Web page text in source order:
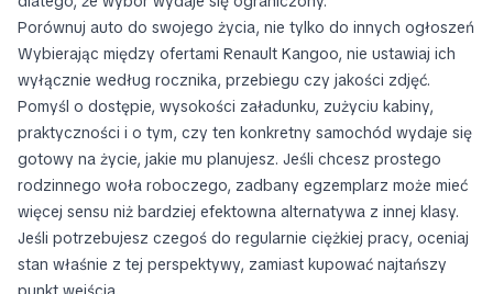
Porównuj auto do swojego życia, nie tylko do innych ogłoszeń
Wybierając między ofertami Renault Kangoo, nie ustawiaj ich
wyłącznie według rocznika, przebiegu czy jakości zdjęć.
Pomyśl o dostępie, wysokości załadunku, zużyciu kabiny,
praktyczności i o tym, czy ten konkretny samochód wydaje się
gotowy na życie, jakie mu planujesz. Jeśli chcesz prostego
rodzinnego woła roboczego, zadbany egzemplarz może mieć
więcej sensu niż bardziej efektowna alternatywa z innej klasy.
Jeśli potrzebujesz czegoś do regularnie ciężkiej pracy, oceniaj
stan właśnie z tej perspektywy, zamiast kupować najtańszy